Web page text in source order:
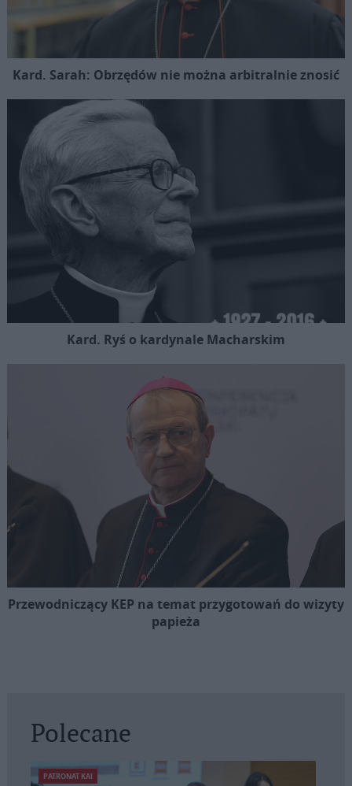
Kard. Sarah: Obrzędów nie można arbitralnie znosić
Kard. Ryś o kardynale Macharskim
Przewodniczący KEP na temat przygotowań do wizyty
papieża
Polecane
PATRONAT KAI